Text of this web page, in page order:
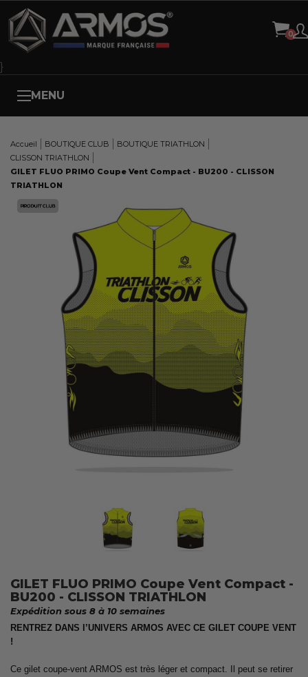
}
MENU
Accueil BOUTIQUE CLUB
BOUTIQUE TRIATHLON
CLISSON TRIATHLON
GILET FLUO PRIMO Coupe Vent Compact - BU200 - CLISSON
TRIATHLON
GILET FLUO PRIMO Coupe Vent Compact -
BU200 - CLISSON TRIATHLON
Expédition sous 8 à 10 semaines
RENTREZ DANS l’UNIVERS ARMOS AVEC CE GILET COUPE VENT
!
Ce gilet coupe-vent ARMOS est très léger et compact. Il peut se retirer
Panneau de gestion des cookies